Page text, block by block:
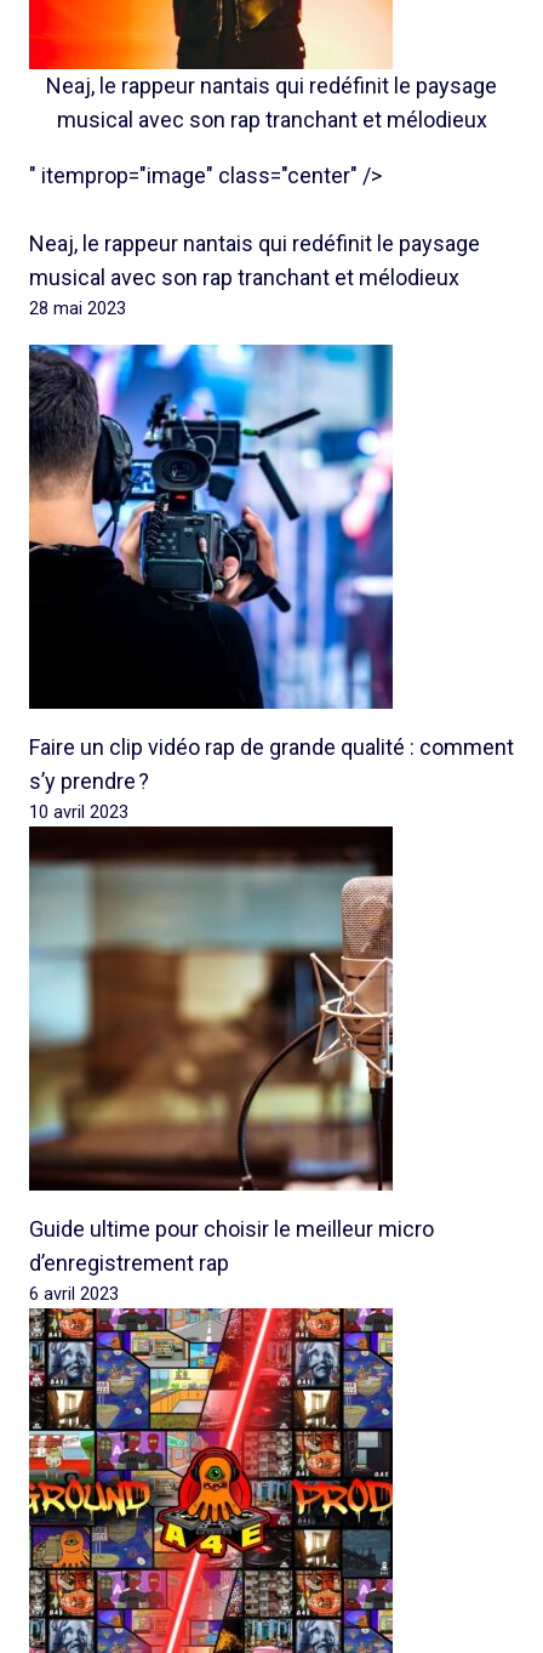
Neaj, le rappeur nantais qui redéfinit le paysage
musical avec son rap tranchant et mélodieux
" itemprop="image" class="center" />
Neaj, le rappeur nantais qui redéfinit le paysage
musical avec son rap tranchant et mélodieux
28 mai 2023
Faire un clip vidéo rap de grande qualité : comment
s’y prendre ?
10 avril 2023
Guide ultime pour choisir le meilleur micro
d’enregistrement rap
6 avril 2023